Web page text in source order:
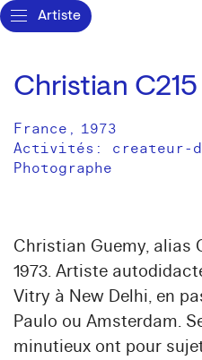
Artiste
Christian
France , 1973
Activités: createur-
Photographe
Christian Guemy, alias
1973. Artiste
Vitry à New Delhi, en
Paulo ou Amsterdam.
minutieux ont pour